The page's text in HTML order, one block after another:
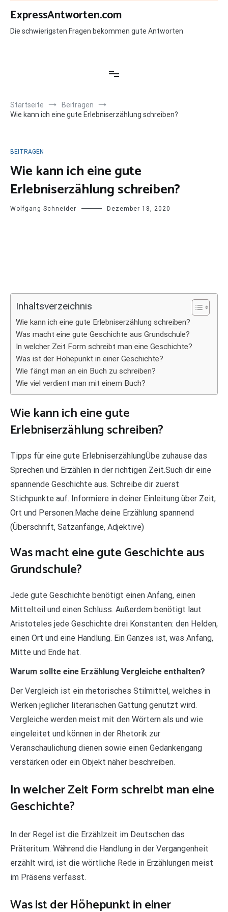
Zum
Inhalt
springen
ExpressAntworten.com
Die schwierigsten Fragen bekommen gute Antworten
Startseite
Beitragen
Wie kann ich eine gute Erlebniserzählung schreiben?
BEITRAGEN
Wie kann ich eine gute
Erlebniserzählung schreiben?
Wolfgang Schneider Dezember 18, 2020
Inhaltsverzeichnis
Wie kann ich eine gute Erlebniserzählung schreiben?
Was macht eine gute Geschichte aus Grundschule?
In welcher Zeit Form schreibt man eine Geschichte?
Was ist der Höhepunkt in einer Geschichte?
Wie fängt man an ein Buch zu schreiben?
Wie viel verdient man mit einem Buch?
Wie kann ich eine gute
Erlebniserzählung schreiben?
Tipps für eine gute ErlebniserzählungÜbe zuhause das
Sprechen und Erzählen in der richtigen Zeit.Such dir eine
spannende Geschichte aus. Schreibe dir zuerst
Stichpunkte auf. Informiere in deiner Einleitung über Zeit,
Ort und Personen.Mache deine Erzählung spannend
(Überschrift, Satzanfänge, Adjektive)
Was macht eine gute Geschichte aus
Grundschule?
Jede gute Geschichte benötigt einen Anfang, einen
Mittelteil und einen Schluss. Außerdem benötigt laut
Aristoteles jede Geschichte drei Konstanten: den Helden,
einen Ort und eine Handlung. Ein Ganzes ist, was Anfang,
Mitte und Ende hat.
Warum sollte eine Erzählung Vergleiche enthalten?
Der Vergleich ist ein rhetorisches Stilmittel, welches in
Werken jeglicher literarischen Gattung genutzt wird.
Vergleiche werden meist mit den Wörtern als und wie
eingeleitet und können in der Rhetorik zur
Veranschaulichung dienen sowie einen Gedankengang
verstärken oder ein Objekt näher beschreiben.
In welcher Zeit Form schreibt man eine
Geschichte?
In der Regel ist die Erzählzeit im Deutschen das
Präteritum. Während die Handlung in der Vergangenheit
erzählt wird, ist die wörtliche Rede in Erzählungen meist
im Präsens verfasst.
Was ist der Höhepunkt in einer